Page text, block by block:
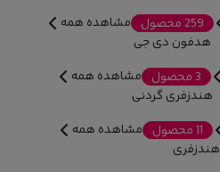
259 محصول
مشاهده همه
هدفون دی جی
3 محصول
مشاهده همه
هندزفری گردنی
11 محصول
مشاهده همه
هندزفری